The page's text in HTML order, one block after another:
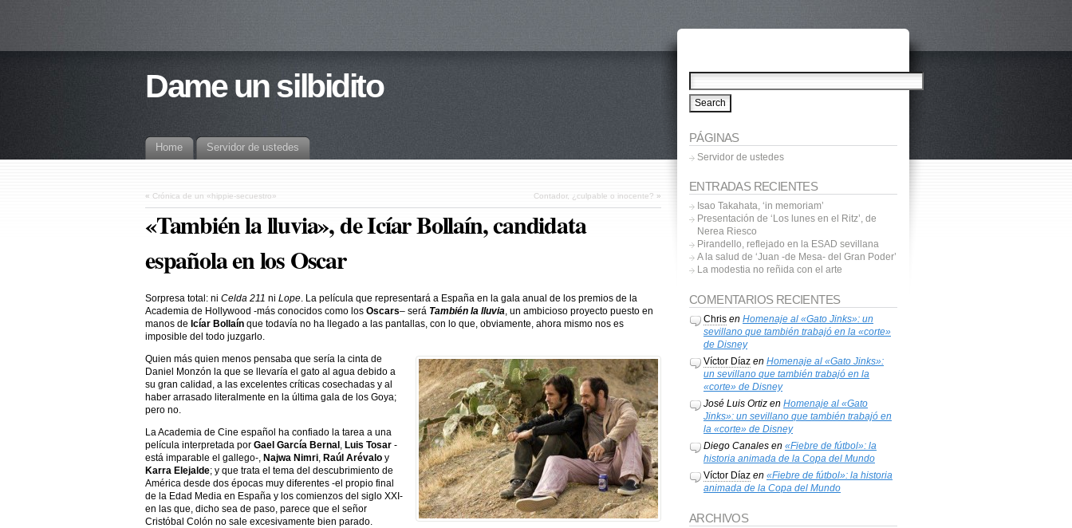
Dame un silbidito
Home Servidor de ustedes
« Crónica de un «hippie-secuestro» Contador, ¿culpable o inocente? »
«También la lluvia», de Icíar Bollaín, candidata
española en los Oscar
Sorpresa total: ni Celda 211 ni Lope. La película que representará a España en la gala anual de los premios de la
Academia de Hollywood -más conocidos como los Oscars– será También la lluvia, un ambicioso proyecto puesto en
manos de Icíar Bollaín que todavía no ha llegado a las pantallas, con lo que, obviamente, ahora mismo nos es
imposible del todo juzgarlo.
Quien más quien menos pensaba que sería la cinta de
Daniel Monzón la que se llevaría el gato al agua debido a
su gran calidad, a las excelentes críticas cosechadas y al
haber arrasado literalmente en la última gala de los Goya;
pero no.
La Academia de Cine español ha confiado la tarea a una
película interpretada por Gael García Bernal , Luis Tosar -
está imparable el gallego-, Najwa Nimri, Raúl Arévalo y
Karra Elejalde; y que trata el tema del descubrimiento de
América desde dos épocas muy diferentes -el propio final
de la Edad Media en España y los comienzos del siglo XXI-
en las que, dicho sea de paso, parece que el señor
Cristóbal Colón no sale excesivamente bien parado.
PÁGINAS
Servidor de ustedes
ENTRADAS RECIENTES
Isao Takahata, ‘in memoriam’
Presentación de ‘Los lunes en el Ritz’, de
Nerea Riesco
Pirandello, reflejado en la ESAD sevillana
A la salud de ‘Juan -de Mesa- del Gran Poder’
La modestia no reñida con el arte
COMENTARIOS RECIENTES
Chrisen Homenaje al «Gato Jinks»: un
sevillano que también trabajó en la «corte»
de Disney
Víctor Díazen Homenaje al «Gato Jinks»:
un sevillano que también trabajó en la
«corte» de Disney
José Luis Ortizen Homenaje al «Gato
Jinks»: un sevillano que también trabajó en
la «corte» de Disney
Diego Canalesen «Fiebre de fútbol»: la
historia animada de la Copa del Mundo
Víctor Díazen «Fiebre de fútbol»: la historia
animada de la Copa del Mundo
ARCHIVOS